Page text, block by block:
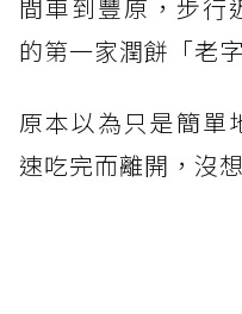
間車到豐原，步行
的第一家潤餅「老
原本以為只是簡單
速吃完而離開，沒